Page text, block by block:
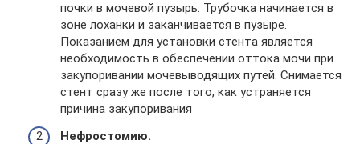
почки в мочевой пузырь. Трубочка начинается в
зоне лоханки и заканчивается в пузыре.
Показанием для установки стента является
необходимость в обеспечении оттока мочи при
закупоривании мочевыводящих путей. Снимается
стент сразу же после того, как устраняется
причина закупоривания
Нефростомию.